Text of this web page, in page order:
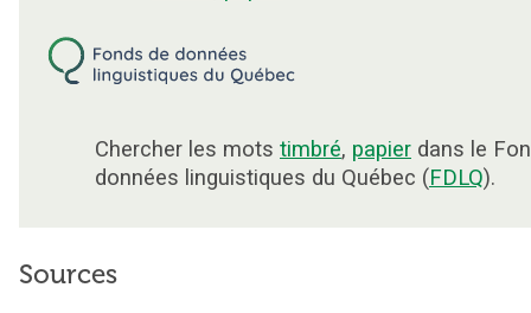
Chercher les mots timbré, papier dans le
données linguistiques du Québec (FDLQ).
Sources